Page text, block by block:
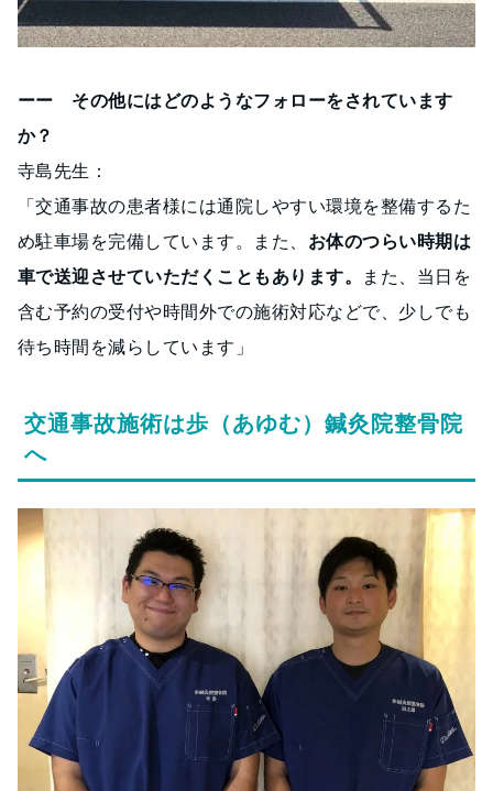
ーー その他にはどのようなフォローをされています
か？
寺島先生：
「交通事故の患者様には通院しやすい環境を整備するた
め駐車場を完備しています。また、 お体のつらい時期は
車で送迎させていただくこともあります。
また、当日を
含む予約の受付や時間外での施術対応などで、少しでも
待ち時間を減らしています」
交通事故施術は歩（あゆむ）鍼灸院整骨院
へ